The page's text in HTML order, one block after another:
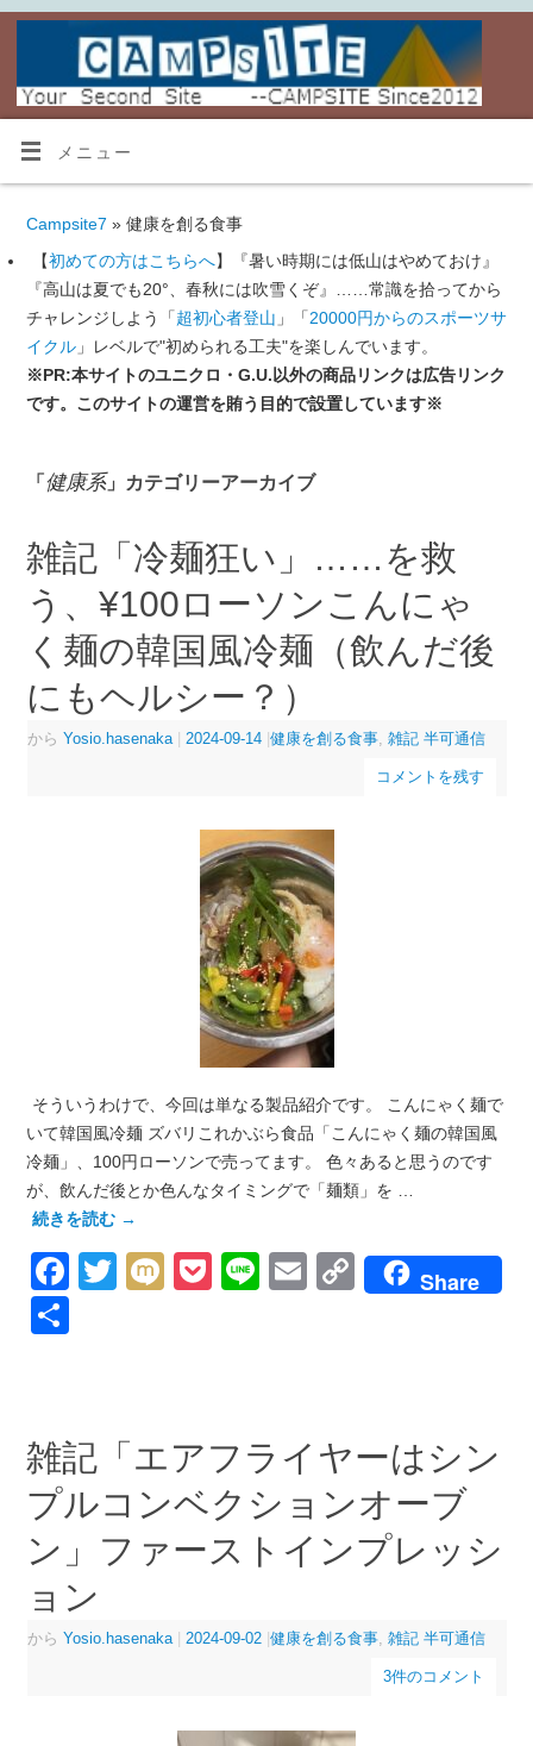
メニュー
Campsite7 » 健康を創る食事
【初めての方はこちらへ】『暑い時期には低山はやめておけ』
『高山は夏でも20°、春秋には吹雪くぞ』……常識を拾ってから
チャレンジしよう「超初心者登山 」「20000円からのスポーツサ
イクル」レベルで"初められる工夫"を楽しんでいます。
※PR:本サイトのユニクロ・G.U.以外の商品リンクは広告リンク
です。このサイトの運営を賄う目的で設置しています※
「 健康系」カテゴリーアーカイブ
雑記「冷麺狂い」……を救
う、¥100ローソンこんにゃ
く麺の韓国風冷麺（飲んだ後
にもヘルシー？）
から Yosio.hasenaka | 2024-09-14 |健康を創る食事, 雑記 半可通信
コメントを残す
そういうわけで、今回は単なる製品紹介です。 こんにゃく麺で
いて韓国風冷麺 ズバリこれかぶら食品「こんにゃく麺の韓国風
冷麺」、100円ローソンで売ってます。 色々あると思うのです
が、飲んだ後とか色んなタイミングで「麺類」を …
続きを読む →
Facebook
Twitter
MixiPocket
LineEmailCopyShare
雑記「エアフライヤーはシン
プルコンベクションオーブ
ン」ファーストインプレッシ
ョン
から Yosio.hasenaka | 2024-09-02 |健康を創る食事, 雑記 半可通信
3件のコメント